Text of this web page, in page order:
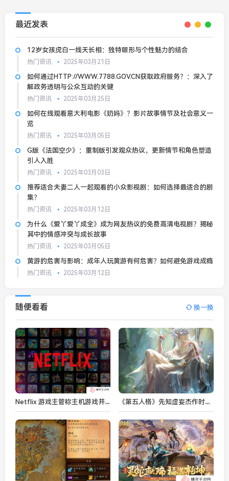
最近发表
12岁女孩虎白一线天长相：独特眼形与个性魅力的结合
热门资讯 2025年03月21日
如何通过HTTP://WWW.7788.GOV.CN获取政府服务？：深入了
解政务透明与公众互动的关键
热门资讯 2025年03月25日
如何在线观看意大利电影《奶妈》？影片故事情节及社会意义一
览
热门资讯 2025年03月05日
G版《法国空少》：重制版引发观众热议，更新情节和角色塑造
引人入胜
热门资讯 2025年03月03日
推荐适合夫妻二人一起观看的小众影视剧：如何选择最适合的剧
集？
热门资讯 2025年03月12日
为什么《爱丫爱丫成全》成为网友热议的免费高清电视剧？揭秘
其中的情感冲突与成长故事
热门资讯 2025年03月05日
黄游的危害与影响：成年人玩黄游有何危害？如何避免游戏成瘾
热门资讯 2025年03月12日
随便看看 换一换
Netflix 游戏主管称主机游戏并非未来：孩子们可能不再梦想拥有一台 PS6 《第五人格》先知虚妄杰作时装重磅揭秘